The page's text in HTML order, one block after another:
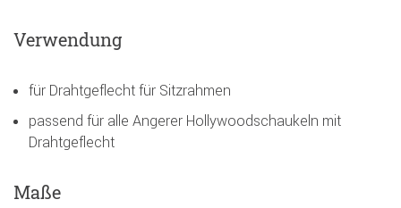
Verwendung
für Drahtgeflecht für Sitzrahmen
passend für alle Angerer Hollywoodschaukeln mit
Drahtgeflecht
Maße